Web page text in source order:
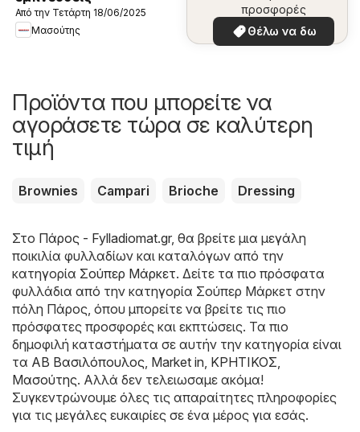
Από την Τετάρτη 18/06/2025
Μασούτης
προσφορές
Θέλω να δω
Προϊόντα που μπορείτε να
αγοράσετε τώρα σε καλύτερη
τιμή
Brownies Campari Brioche Dressing
Στο Πάρος - Fylladiomat.gr, θα βρείτε μια μεγάλη
ποικιλία φυλλαδίων και καταλόγων από την
κατηγορία Σούπερ Μάρκετ. Δείτε τα πιο πρόσφατα
φυλλάδια από την κατηγορία Σούπερ Μάρκετ στην
πόλη Πάρος, όπου μπορείτε να βρείτε τις πιο
πρόσφατες προσφορές και εκπτώσεις. Τα πιο
δημοφιλή καταστήματα σε αυτήν την κατηγορία είναι
τα ΑΒ Βασιλόπουλος, Market in, ΚΡΗΤΙΚΟΣ,
Μασούτης. Αλλά δεν τελειωσαμε ακόμα!
Συγκεντρώνουμε όλες τις απαραίτητες πληροφορίες
για τις μεγάλες ευκαιρίες σε ένα μέρος για εσάς.